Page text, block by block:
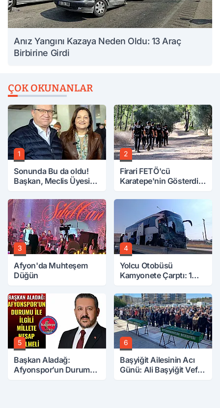
Anız Yangını Kazaya Neden Oldu: 13 Araç
Birbirine Girdi
ÇOK OKUNANLAR
1
Sonunda Bu da oldu!
Başkan, Meclis Üyesini
Attırdı
2
Firari FETÖ'cü
Karatepe'nin Gösterdiği
Aranıyor
3
Afyon'da Muhteşem
Düğün
4
Yolcu Otobüsü
Kamyonete Çarptı: 1
5
Başkan Aladağ:
Afyonspor’un Durumu
6
Başyiğit Ailesinin Acı
Günü: Ali Başyiğit Vefat